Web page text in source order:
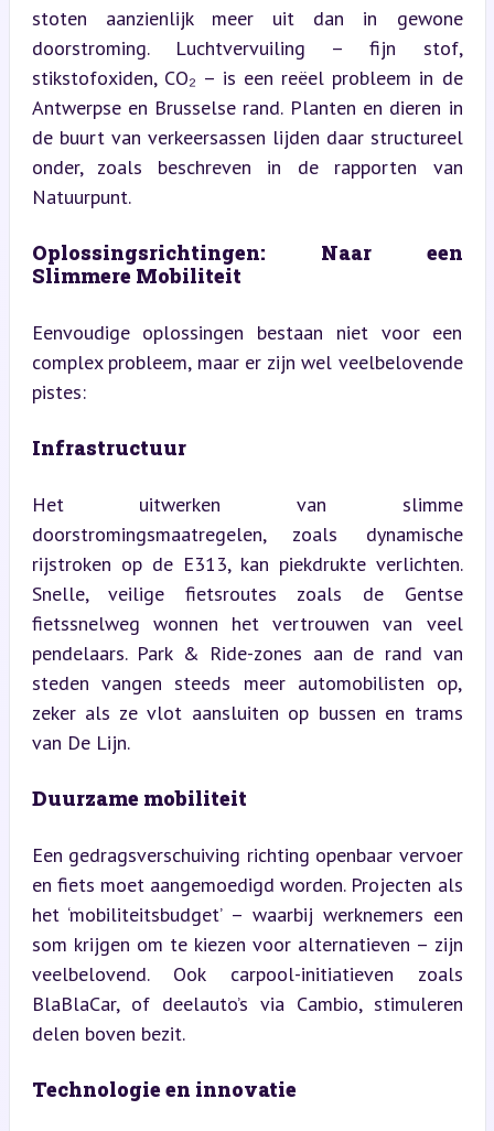
stoten aanzienlijk meer uit dan in gewone
doorstroming. Luchtvervuiling – fijn stof,
stikstofoxiden, CO₂ – is een reëel probleem in de
Antwerpse en Brusselse rand. Planten en dieren in
de buurt van verkeersassen lijden daar structureel
onder, zoals beschreven in de rapporten van
Natuurpunt.
Oplossingsrichtingen: Naar een
Slimmere Mobiliteit
Eenvoudige oplossingen bestaan niet voor een
complex probleem, maar er zijn wel veelbelovende
pistes:
Infrastructuur
Het uitwerken van slimme
doorstromingsmaatregelen, zoals dynamische
rijstroken op de E313, kan piekdrukte verlichten.
Snelle, veilige fietsroutes zoals de Gentse
fietssnelweg wonnen het vertrouwen van veel
pendelaars. Park & Ride-zones aan de rand van
steden vangen steeds meer automobilisten op,
zeker als ze vlot aansluiten op bussen en trams
van De Lijn.
Duurzame mobiliteit
Een gedragsverschuiving richting openbaar vervoer
en fiets moet aangemoedigd worden. Projecten als
het ‘mobiliteitsbudget’ – waarbij werknemers een
som krijgen om te kiezen voor alternatieven – zijn
veelbelovend. Ook carpool-initiatieven zoals
BlaBlaCar, of deelauto’s via Cambio, stimuleren
delen boven bezit.
Technologie en innovatie